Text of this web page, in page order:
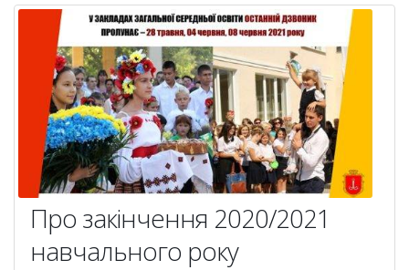
Про закінчення 2020/2021
навчального року